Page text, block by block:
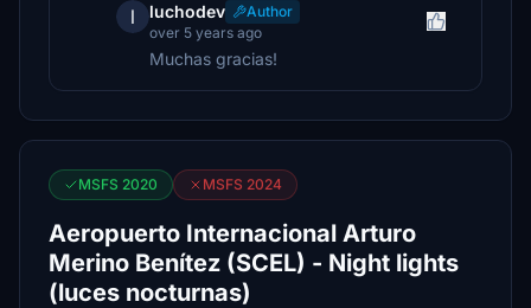
l luchodev
Author
over 5 years ago
Muchas gracias!
MSFS 2020 MSFS 2024
Aeropuerto Internacional Arturo
Merino Benítez (SCEL) - Night lights
(luces nocturnas)